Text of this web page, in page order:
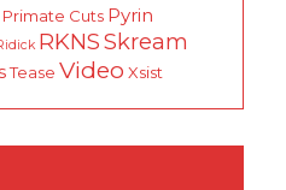
Primate Cuts Pyrin
RKNSSkream
Tease Video Xsist